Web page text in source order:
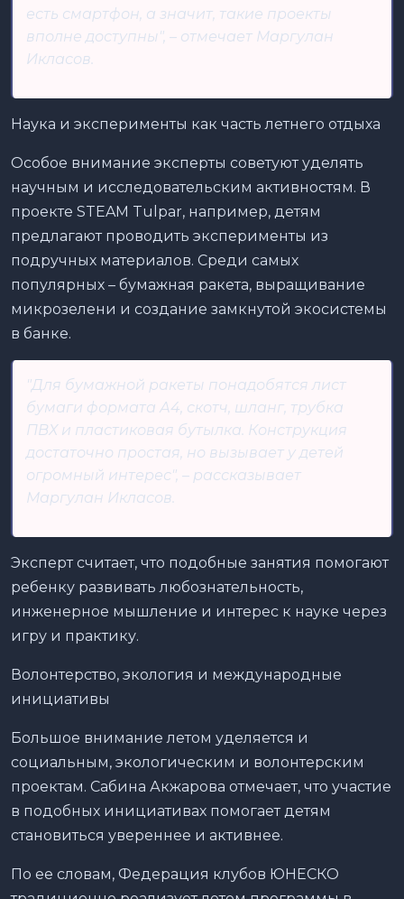
есть смартфон, а значит, такие проекты
вполне доступны", – отмечает Маргулан
Икласов.
Наука и эксперименты как часть летнего отдыха
Особое внимание эксперты советуют уделять
научным и исследовательским активностям. В
проекте STEAM Tulpar, например, детям
предлагают проводить эксперименты из
подручных материалов. Среди самых
популярных – бумажная ракета, выращивание
микрозелени и создание замкнутой экосистемы
в банке.
"Для бумажной ракеты понадобятся лист
бумаги формата А4, скотч, шланг, трубка
ПВХ и пластиковая бутылка. Конструкция
достаточно простая, но вызывает у детей
огромный интерес", – рассказывает
Маргулан Икласов.
Эксперт считает, что подобные занятия помогают
ребенку развивать любознательность,
инженерное мышление и интерес к науке через
игру и практику.
Волонтерство, экология и международные
инициативы
Большое внимание летом уделяется и
социальным, экологическим и волонтерским
проектам. Сабина Акжарова отмечает, что участие
в подобных инициативах помогает детям
становиться увереннее и активнее.
По ее словам, Федерация клубов ЮНЕСКО